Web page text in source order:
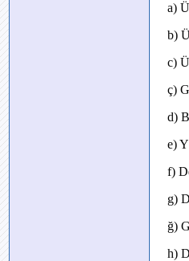
a)
b)
c)
ç)
d)
e)
f)
g)
ğ)
h)